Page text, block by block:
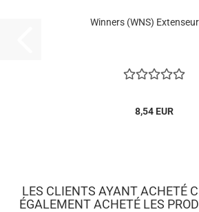
Winners (WNS)
8,54 EUR
LES CLIENTS AYANT ACHETÉ
ÉGALEMENT ACHETÉ LES